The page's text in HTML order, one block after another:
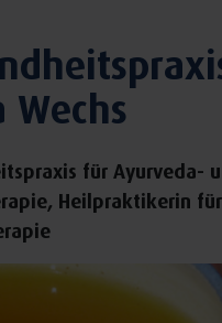
Wechs
für Ayurveda-
​Heilpraktikerin für